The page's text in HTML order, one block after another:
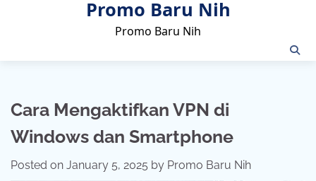
Promo Baru Nih
Promo Baru Nih
Cara Mengaktifkan VPN di
Windows dan Smartphone
Posted on January 5, 2025 by Promo Baru Nih